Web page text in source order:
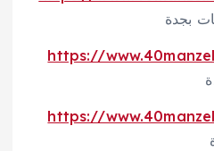
بجدة
https://
https://